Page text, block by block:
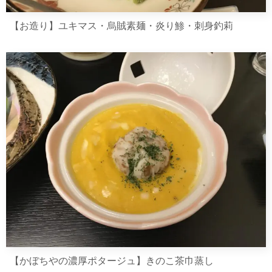
【お造り】ユキマス・烏賊素麺・炎り鯵・刺身釣莉
【かぼちやの濃厚ポタージュ】きのこ茶巾蒸し